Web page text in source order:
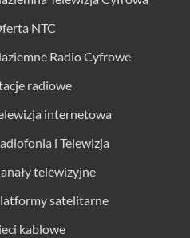
NTC
Radio Cyfrowe
radiowe
internetowa
i Telewizja
telewizyjne
satelitarne
kablowe